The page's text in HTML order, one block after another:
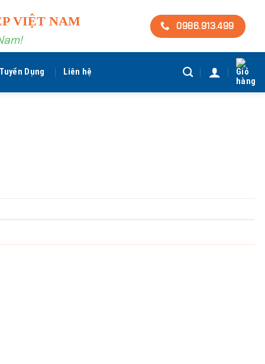
VIỆT NAM
0986.913.499
Dụng Liên hệ